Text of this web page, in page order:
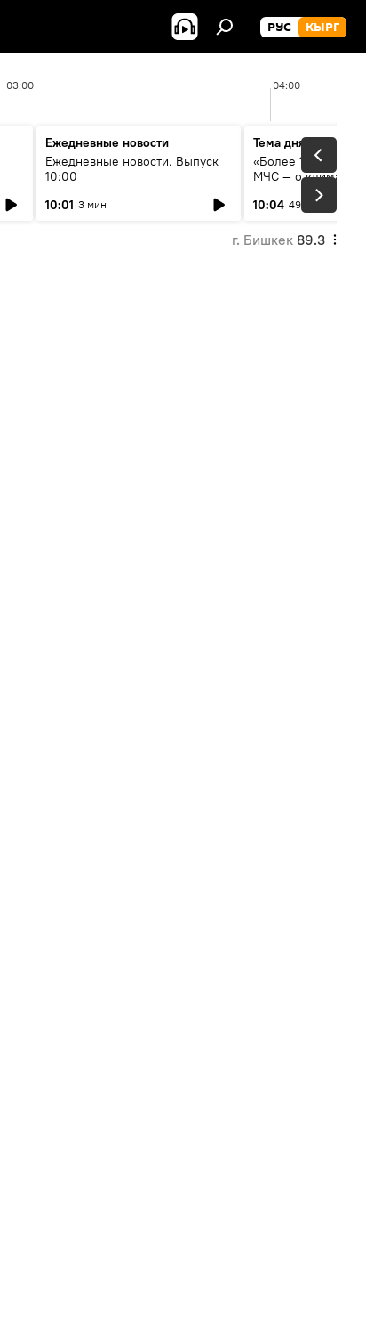
РУС КЫРГ
03:00 04:00
Ежедневные новости
Ежедневные новости. Выпуск
10:00
10:01 3 мин
Тема дня
«Более 1200 сёл в
МЧС — о климате,
системе
населения
10:04 49 мин
г. Бишкек 89.3